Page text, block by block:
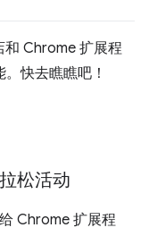
和 Chrome 扩展程
快去瞧瞧吧！
松活动
Chrome 扩展程